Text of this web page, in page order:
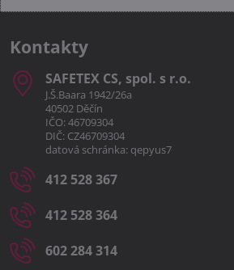
Kontakty
SAFETEX CS, spol​. s r​.o​.
J.Š.Baara 1942/26a
40502 Děčín
IČO: 46709304
DIČ: CZ46709304
datová schránka: qepyus7
412 528 367
412 528 364
602 284 314